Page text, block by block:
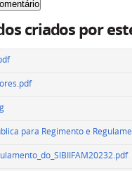
criados por
para Regimento e